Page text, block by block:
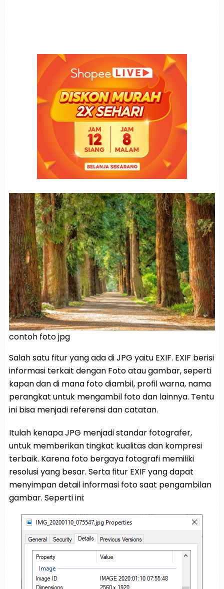
contoh foto jpg
Salah satu fitur yang ada di JPG yaitu EXIF. EXIF berisi
informasi terkait dengan Foto atau gambar, seperti
kapan dan di mana foto diambil, profil warna, nama
perangkat untuk mengambil foto dan lainnya. Tentu
ini bisa menjadi referensi dan catatan.
Itulah kenapa JPG menjadi standar fotografer,
untuk memberikan tingkat kualitas dan kompresi
terbaik. Karena foto bergaya fotografi memiliki
resolusi yang besar. Serta fitur EXIF yang dapat
menyimpan detail informasi foto saat pengambilan
gambar. Seperti ini: